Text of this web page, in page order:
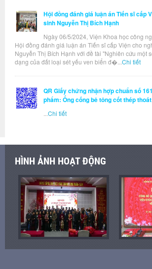
Hội đồng đánh giá luận án Tiến sĩ cấp
sinh Nguyễn Thị Bích Hạnh
Ngày 06/5/2024, Viện Khoa học công
Hội đồng đánh giá luận án Tiến sĩ cấp Viện cho
Nguyễn Thị Bích Hạnh với đề tài "Nghiên cứu một
dạng của đất loại sét yếu ven biển đ�... Chi tiết
QR Giấy chứng nhận hợp chuẩn số
phẩm: Ống cống bê tông cốt thép
Chi tiết
HÌNH ẢNH HOẠT ĐỘNG